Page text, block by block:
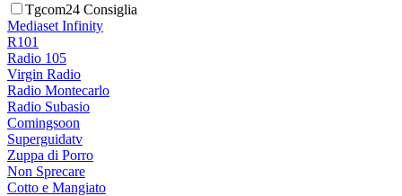
Tgcom24 Consiglia
Mediaset Infinity
R101
Radio 105
Virgin Radio
Radio Montecarlo
Radio Subasio
Comingsoon
Superguidatv
Zuppa di Porro
Non Sprecare
Cotto e Mangiato